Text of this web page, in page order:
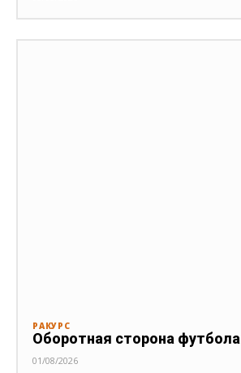
РАКУРС
Оборотная сторона футбола
01/08/2026